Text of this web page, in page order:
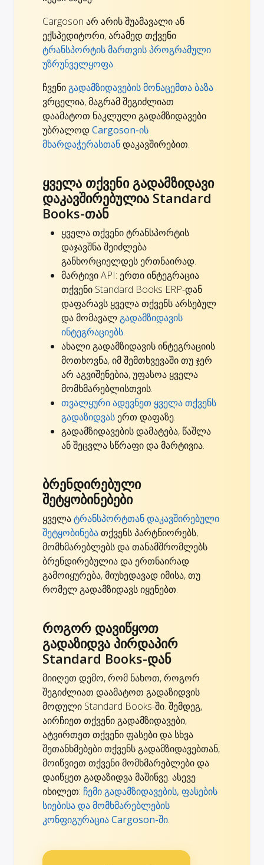
Cargoson არ არის შუამავალი ან
ექსპედიტორი, არამედ თქვენი
ტრანსპორტის მართვის პროგრამული
უზრუნველყოფა.
ჩვენიგადამზიდავების მონაცემთა ბაზა
ვრცელია, მაგრამ შეგიძლიათ
დაამატოთ ნაკლული გადამზიდავები
უბრალოდCargoson-ის
მხარდაჭერასთანდაკავშირებით.
ყველა თქვენი გადამზიდავი
დაკავშირებულია Standard
Books-თან
ყველა თქვენი ტრანსპორტის
დაჯავშნა შეიძლება
განხორციელდეს ერთნაირად.
მარტივი API: ერთი ინტეგრაცია
თქვენი Standard Books ERP-დან
დაფარავს ყველა თქვენს არსებულ
და მომავალგადამზიდავის
ინტეგრაციებს.
ახალი გადამზიდავის ინტეგრაციის
მოთხოვნა, იმ შემთხვევაში თუ ჯერ
არ აგვიშენებია,უფასოა ყველა
მომხმარებლისთვის.
თვალყური ადევნეთ ყველა თქვენს
გადაზიდვასერთ დაფაზე.
გადამზიდავების დამატება, წაშლა
ან შეცვლა სწრაფი და მარტივია.
ბრენდირებული
შეტყობინებები
ყველატრანსპორტთან დაკავშირებული
შეტყობინებათქვენს პარტნიორებს,
მომხმარებლებს და თანამშრომლებს
ბრენდირებულია და ერთნაირად
გამოიყურება, მიუხედავად იმისა, თუ
რომელ გადამზიდავს იყენებთ.
როგორ დავიწყოთ
გადაზიდვა პირდაპირ
Standard Books-დან
მიიღეთ დემო, რომ ნახოთ, როგორ
შეგიძლიათ დაამატოთ გადაზიდვის
მოდული Standard Books-ში. შემდეგ,
აირჩიეთ თქვენი გადამზიდავები,
ატვირთეთ თქვენი ფასები და სხვა
შეთანხმებები თქვენს გადამზიდავებთან,
მოიწვიეთ თქვენი მომხმარებლები და
დაიწყეთ გადაზიდვა მაშინვე. ასევე
იხილეთ: ჩემი გადამზიდავების, ფასების
სიებისა და მომხმარებლების
კონფიგურაცია Cargoson-ში.